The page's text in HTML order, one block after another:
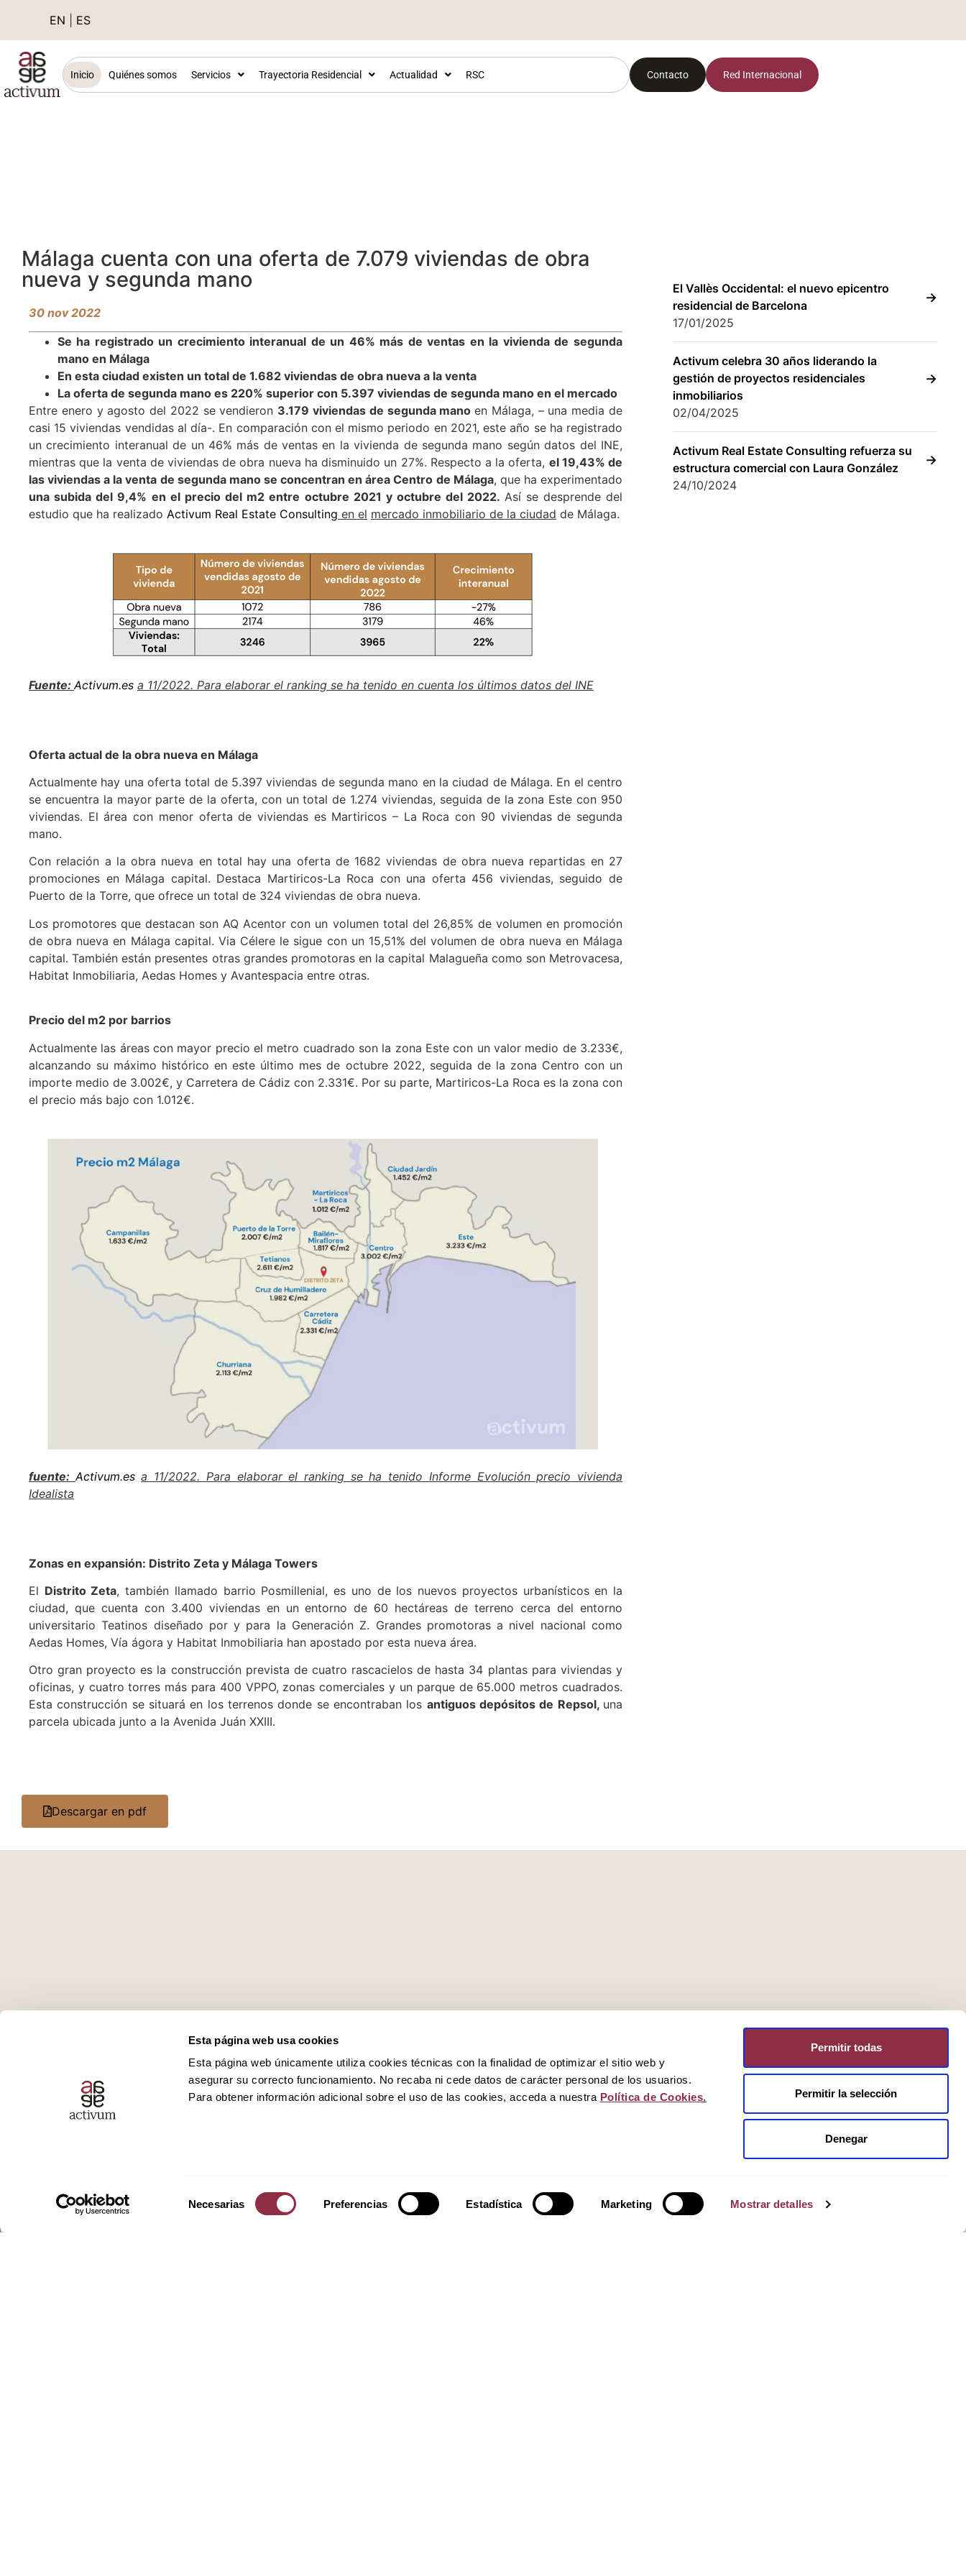
Esta página web usa cookies
Esta página web únicamente utiliza cookies técnicas con la finalidad de optimizar el sitio web y
asegurar su correcto funcionamiento. No recaba ni cede datos de carácter personal de los usuarios.
Para obtener información adicional sobre el uso de las cookies, acceda a nuestra Política de Cookies.
de
Necesarias Preferencias Estadística Marketing Mostrar detalles
Permitir todas
Permitir la selección
Denegar
EN ES
Inicio Quiénes somos Servicios Trayectoria Residencial Actualidad RSC Contacto Red Internacional
Málaga cuenta con una oferta de 7.079 viviendas de obra
nueva y segunda mano
30 nov 2022
Se ha registrado un crecimiento interanual de un 46% más de ventas en la vivienda de segunda
mano en Málaga
En esta ciudad existen un total de 1.682 viviendas de obra nueva a la venta
La oferta de segunda mano es 220% superior con 5.397 viviendas de segunda mano en el mercado
Entre enero y agosto del 2022 se vendieron 3.179 viviendas de segunda manoen Málaga, – una media de
casi 15 viviendas vendidas al día-. En comparación con el mismo periodo en 2021, este año se ha registrado
un crecimiento interanual de un 46% más de ventas en la vivienda de segunda mano según datos del INE,
mientras que la venta de viviendas de obra nueva ha disminuido un 27%. Respecto a la oferta, el 19,43% de
las viviendas a la venta de segunda mano se concentran en área Centro de Málaga, que ha experimentado
una subida del 9,4% en el precio del m2 entre octubre 2021 y octubre del 2022. Así se desprende del
estudio que ha realizado Activum Real Estate Consulting en el mercado inmobiliario de la ciudad de Málaga.
Fuente: Activum.es a 11/2022. Para elaborar el ranking se ha tenido en cuenta los últimos datos del INE
Oferta actual de la obra nueva en Málaga
Actualmente hay una oferta total de 5.397 viviendas de segunda mano en la ciudad de Málaga. En el centro
se encuentra la mayor parte de la oferta, con un total de 1.274 viviendas, seguida de la zona Este con 950
viviendas. El área con menor oferta de viviendas es Martiricos – La Roca con 90 viviendas de segunda
mano.
Con relación a la obra nueva en total hay una oferta de 1682 viviendas de obra nueva repartidas en 27
promociones en Málaga capital. Destaca Martiricos-La Roca con una oferta 456 viviendas, seguido de
Puerto de la Torre, que ofrece un total de 324 viviendas de obra nueva.
Los promotores que destacan son AQ Acentor con un volumen total del 26,85% de volumen en promoción
de obra nueva en Málaga capital. Via Célere le sigue con un 15,51% del volumen de obra nueva en Málaga
capital. También están presentes otras grandes promotoras en la capital Malagueña como son Metrovacesa,
Habitat Inmobiliaria, Aedas Homes y Avantespacia entre otras.
Precio del m2 por barrios
Actualmente las áreas con mayor precio el metro cuadrado son la zona Este con un valor medio de 3.233€,
alcanzando su máximo histórico en este último mes de octubre 2022, seguida de la zona Centro con un
importe medio de 3.002€, y Carretera de Cádiz con 2.331€. Por su parte, Martiricos-La Roca es la zona con
el precio más bajo con 1.012€.
fuente: Activum.es a 11/2022. Para elaborar el ranking se ha tenido Informe Evolución precio vivienda
Idealista
Zonas en expansión: Distrito Zeta y Málaga Towers
El Distrito Zeta, también llamado barrio Posmillenial, es uno de los nuevos proyectos urbanísticos en la
ciudad, que cuenta con 3.400 viviendas en un entorno de 60 hectáreas de terreno cerca del entorno
universitario Teatinos diseñado por y para la Generación Z. Grandes promotoras a nivel nacional como
Aedas Homes, Vía ágora y Habitat Inmobiliaria han apostado por esta nueva área.
Otro gran proyecto es la construcción prevista de cuatro rascacielos de hasta 34 plantas para viviendas y
oficinas, y cuatro torres más para 400 VPPO, zonas comerciales y un parque de 65.000 metros cuadrados.
Esta construcción se situará en los terrenos donde se encontraban los antiguos depósitos de Repsol, una
parcela ubicada junto a la Avenida Juán XXIII.
Descargar en pdf
El Vallès Occidental: el nuevo epicentro
residencial de Barcelona
17/01/2025
Activum celebra 30 años liderando la
gestión de proyectos residenciales
Quiénes somos
Promociones Spotify Política de cookies